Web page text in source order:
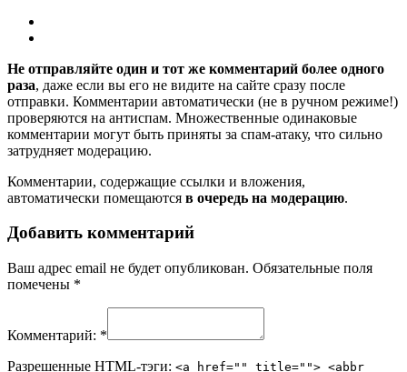
Не отправляйте один и тот же комментарий более одного
раза, даже если вы его не видите на сайте сразу после
отправки. Комментарии автоматически (не в ручном режиме!)
проверяются на антиспам. Множественные одинаковые
комментарии могут быть приняты за спам-атаку, что сильно
затрудняет модерацию.
Комментарии, содержащие ссылки и вложения,
автоматически помещаются в очередь на модерацию.
Добавить комментарий
Ваш адрес email не будет опубликован. Обязательные поля
помечены *
Комментарий: *
Разрешенные HTML-тэги: <a href="" title=""> <abbr